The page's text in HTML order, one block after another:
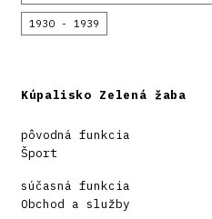
1930 - 1939
Kúpalisko Zelená žaba
pôvodná funkcia
Šport
súčasná funkcia
Obchod a služby